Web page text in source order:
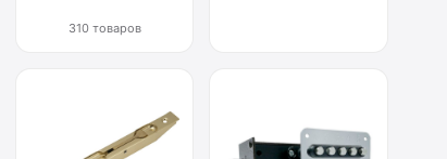
310 товаров